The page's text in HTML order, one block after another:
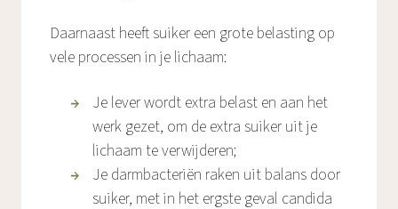
Daarnaast heeft suiker een grote belasting op
vele processen in je lichaam:
Je lever wordt extra belast en aan het
werk gezet, om de extra suiker uit je
lichaam te verwijderen;
Je darmbacteriën raken uit balans door
suiker, met in het ergste geval candida